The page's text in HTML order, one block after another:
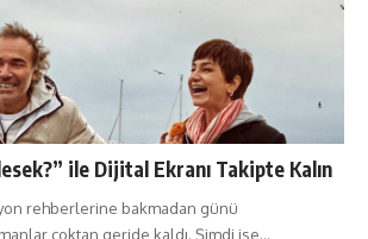
ile Dijital Ekranı Takipte Kalın
rehberlerine bakmadan günü
çoktan geride kaldı. Şimdi ise…